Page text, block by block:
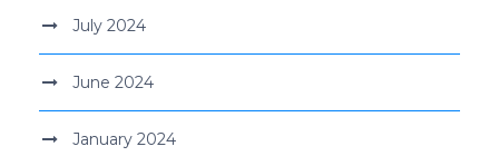
July 2024
June 2024
January 2024